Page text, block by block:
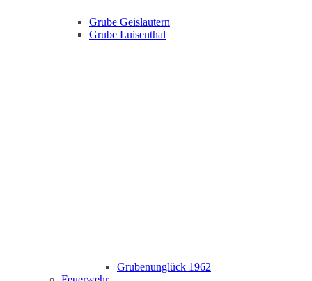
Grube Geislautern
Grube Luisenthal
Grubenunglück 1962